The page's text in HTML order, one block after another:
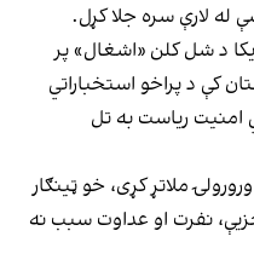
له لارې سره جلا کړل.
د شل کلن «اشغال» پر
کې د پراخو استخباراتي
امنیت ریاست به تل
ملاتړ کړی، خو ټینګار
نفرت او عداوت سبب نه